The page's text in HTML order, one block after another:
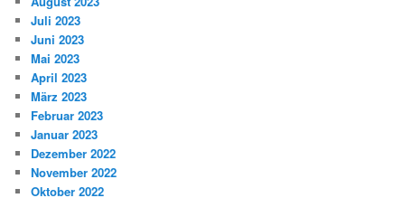
Juli 2023
Juni 2023
Mai 2023
April 2023
März 2023
Februar 2023
Januar 2023
Dezember 2022
November 2022
Oktober 2022